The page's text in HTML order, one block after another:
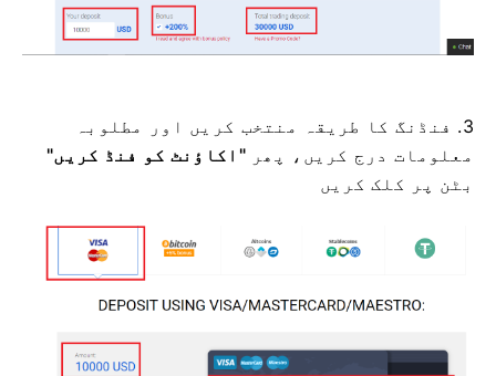
3. فنڈنگ ​​کا طریقہ منتخب کریں اور مطلوبہ
معلومات درج کریں، پھر"اکاؤنٹ کو فنڈ کریں"
بٹن پر کلک کریں